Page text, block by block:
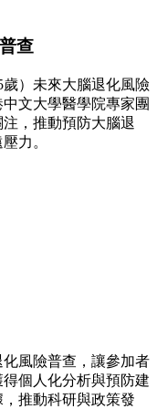
查
）未來大腦退化風險
文大學醫學院專家團
，推動預防大腦退
力。
風險普查，讓參加者
個人化分析與預防建
推動科研與政策發